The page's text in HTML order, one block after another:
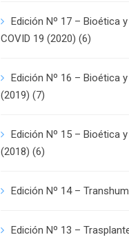
Edición Nº 17 – Bioética
COVID 19 (2020) (6)
Edición Nº 16 – Bioética
(2019) (7)
Edición Nº 15 – Bioética
(2018) (6)
Edición Nº 14 –
Edición Nº 13 –